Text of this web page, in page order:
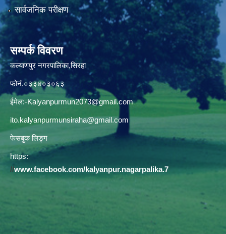
सार्वजनिक परीक्षण
सम्पर्क विवरण
कल्याणपुर नगरपालिका,सिरहा
फोनं.०३३४०३०६३
ईमेल:-Kalyanpurmun2073@gmail.com
ito.kalyanpurmunsiraha@gmail.com
फेसबुक लिङ्ग
https:
//www.facebook.com/kalyanpur.nagarpalika.7